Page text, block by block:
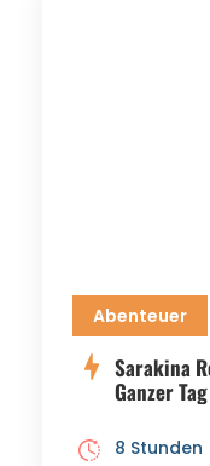
Abenteuer
Sarakina
Ganzer Tag
8 Stunden